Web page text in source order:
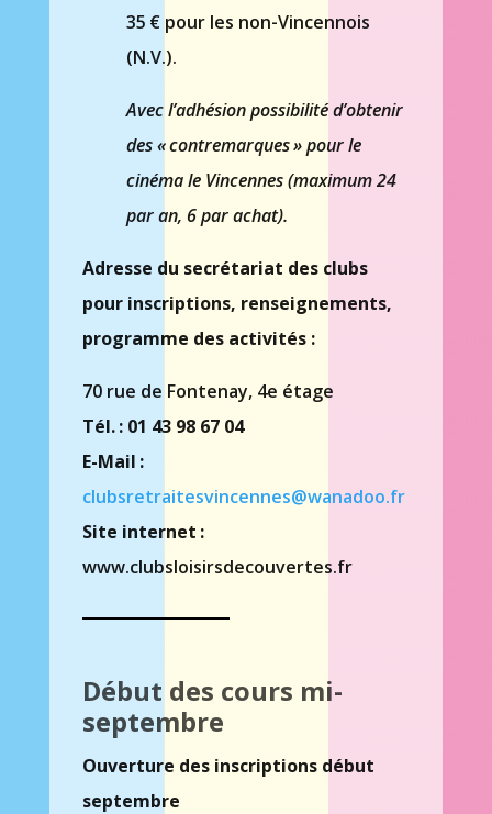
35 € pour les non-Vincennois
(N.V.).
Avec l’adhésion possibilité d’obtenir
des « contremarques » pour le
cinéma le Vincennes (maximum 24
par an, 6 par achat).
Adresse du secrétariat des clubs
pour inscriptions, renseignements,
programme des activités :
70 rue de Fontenay, 4e étage
Tél. : 01 43 98 67 04
E-Mail :
clubsretraitesvincennes@wanadoo.fr
Site internet :
www.clubsloisirsdecouvertes.fr
Début des cours mi-
septembre
Ouverture des inscriptions début
septembre